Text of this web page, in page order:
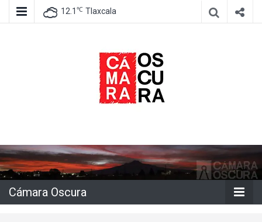
12.1 ℃ Tlaxcala
Cámara
Oscura
Cámara Oscura